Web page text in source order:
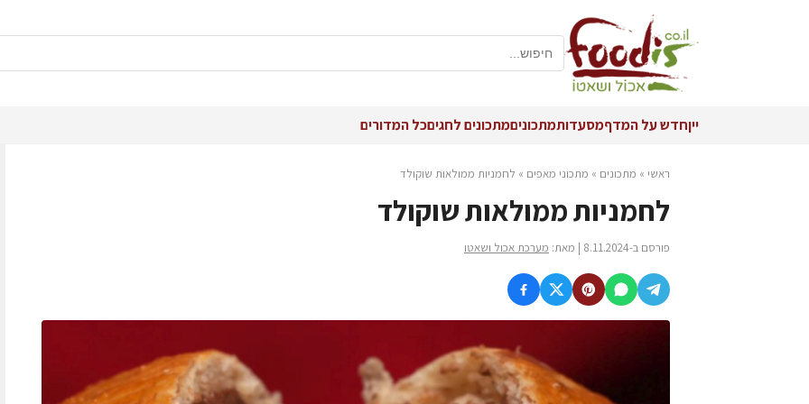
ייןחדש על המדףמסעדותמתכוניםמתכונים לחגיםכל המדורים
ראשי » מתכונים » מתכוני מאפים » לחמניות ממולאות שוקולד
לחמניות ממולאות שוקולד
פורסם ב-8.11.2024 | מאת: מערכת אכול ושאטו